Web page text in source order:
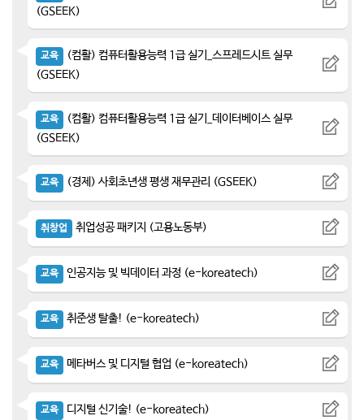
(GSEEK)
교육
(컴활) 컴퓨터활용능력 1급 실기_스프레드시트 실무
(GSEEK)
교육
(컴활) 컴퓨터활용능력 1급 실기_데이터베이스 실무
(GSEEK)
교육 (경제) 사회초년생 평생 재무관리 (GSEEK)
취창업 취업성공 패키지 (고용노동부)
교육 인공지능 및 빅데이터 과정 (e-koreatech)
교육 취준생 탈출! (e-koreatech)
교육 메타버스 및 디지털 협업 (e-koreatech)
교육 디지털 신기술! (e-koreatech)